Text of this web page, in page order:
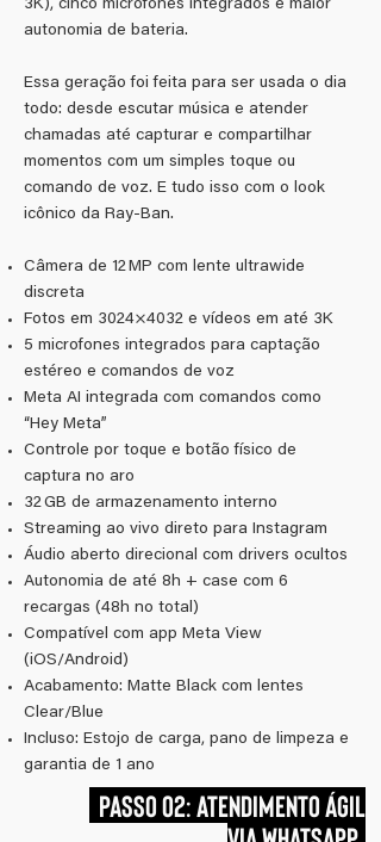
3K), cinco microfones integrados e maior
autonomia de bateria.
Essa geração foi feita para ser usada o dia
todo: desde escutar música e atender
chamadas até capturar e compartilhar
momentos com um simples toque ou
comando de voz. E tudo isso com o look
icônico da Ray-Ban.
Câmera de 12 MP com lente ultrawide
discreta
Fotos em 3024×4032 e vídeos em até 3K
5 microfones integrados para captação
estéreo e comandos de voz
Meta AI integrada com comandos como
“Hey Meta”
Controle por toque e botão físico de
captura no aro
32 GB de armazenamento interno
Streaming ao vivo direto para Instagram
Áudio aberto direcional com drivers ocultos
Autonomia de até 8h + case com 6
recargas (48h no total)
Compatível com app Meta View
(iOS/Android)
Acabamento: Matte Black com lentes
Clear/Blue
Incluso: Estojo de carga, pano de limpeza e
garantia de 1 ano
PASSO 02: ATENDIMENTO ÁGIL